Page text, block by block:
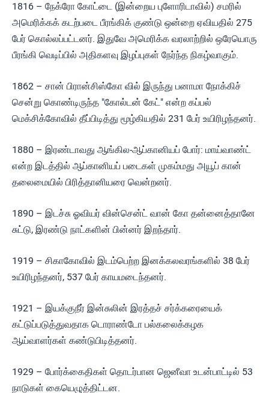
1816 – நேக்ரோ கோட்டை (இன்றைய புளோரிடாவில்) சமரில்
அமெரிக்கக் கடற்படை பீரங்கிக் குண்டு ஒன்றை ஏவியதில் 275
பேர் கொல்லப்பட்டனர். இதுவே அமெரிக்க வரலாற்றில் ஒரேயொரு
பீரங்கி வெடிப்பில் அதிகளவு இழப்புகள் நேர்ந்த நிகழ்வாகும்.
1862 – சான் பிரான்சிஸ்கோ வில் இருந்து பனாமா நோக்கிச்
சென்று கொண்டிருந்த "கோல்டன் கேட்" என்ற கப்பல்
மெக்சிக்கோவில் தீப்பிடித்து மூழ்கியதில் 231 பேர் உயிரிழந்தனர்.
1880 – இரண்டாவது ஆங்கில-ஆப்கானியப் போர்: மாய்வாண்ட்
என்ற இடத்தில் ஆப்கானியப் படைகள் முகம்மது அயூப் கான்
தலைமையில் பிரித்தானியரை வென்றனர்.
1890 – இடச்சு ஓவியர் வின்சென்ட் வான் கோ தன்னைத்தானே
சுட்டு, இரண்டு நாட்களின் பின்னர் இறந்தார்.
1919 – சிகாகோவில் இடம்பெற்ற இனக்கலவரங்களில் 38 பேர்
உயிரிழந்தனர், 537 பேர் காயமடைந்தனர்.
1921 – இயக்குநீர் இன்சுலின் இரத்தச் சர்க்கரையைக்
கட்டுப்படுத்துவதாக டொராண்டோ பல்கலைக்கழக
ஆய்வாளர்கள் கண்டுபிடித்தனர்.
1929 – போர்க்கைதிகள் தொடர்பான ஜெனீவா உடன்பாட்டில் 53
நாடுகள் கையெழுத்திட்டன.